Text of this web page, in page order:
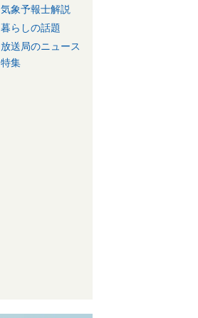
気象予報士解説
暮らしの話題
放送局のニュース
特集